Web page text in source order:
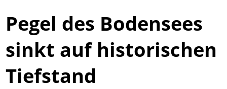
Pegel des Bodensees
sinkt auf historischen
Tiefstand